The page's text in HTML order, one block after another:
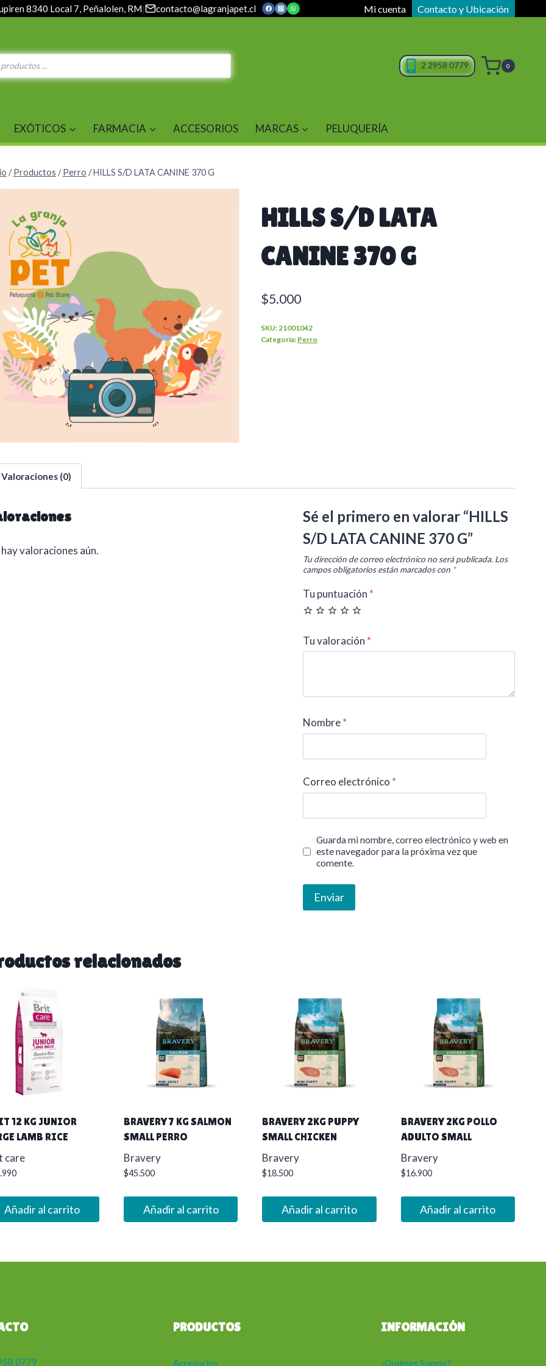
8340 Local 7, Peñalolen, RM| contacto@lagranjapet.cl Mi cuenta Contacto y Ubicación
2 2958 0779 0
EXÓTICOS FARMACIA ACCESORIOS MARCAS PELUQUERÍA
/ Productos / Perro / HILLS S/D LATA CANINE 370 G
HILLS S/D LATA
CANINE 370 G
$5.000
SKU:21001042
Categoría: Perro
Valoraciones (0)
valoraciones aún.
Sé el primero en valorar “HILLS
S/D LATA CANINE 370 G”
Tu dirección de correo electrónico no será publicada. Los
campos obligatorios están marcados con *
Tu puntuación *
Tu valoración *
Nombre*
Correo electrónico *
Guarda mi nombre, correo electrónico y web en
este navegador para la próxima vez que
comente.
relacionados
12 KG JUNIOR
LAMB RICE
care
Añadir al carrito
BRAVERY 7 KG SALMON
SMALL PERRO
Bravery
$45.500
Añadir al carrito
BRAVERY 2KG PUPPY
SMALL CHICKEN
Bravery
$18.500
Añadir al carrito
BRAVERY 2KG POLLO
ADULTO SMALL
Bravery
$16.900
Añadir al carrito
0779
PRODUCTOS
Accesorios
INFORMACIÓN
¿Quiénes Somos?